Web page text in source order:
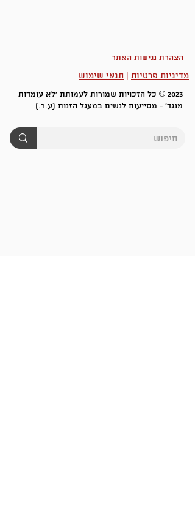
הצהרת נגישות האתר
מדיניות פרטיות
תנאי שימוש
2023 © כל הזכויות שמורות לעמותת 'לא עומדות
מנגד' - מסייעות לנשים במעגל הזנות (ע.ר.)